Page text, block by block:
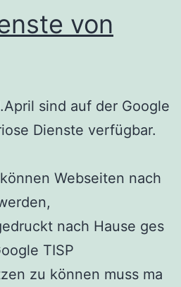
von
sind auf der Google
Dienste verfügbar.
Webseiten nach
nach Hause ges
TISP
zu können muss ma